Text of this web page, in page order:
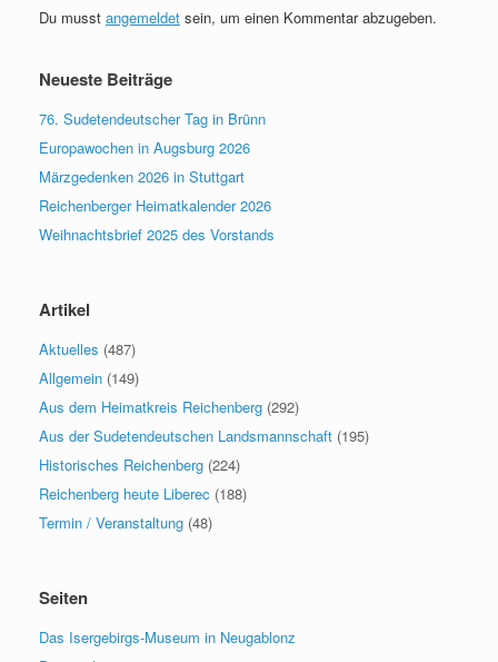
Du musst angemeldet sein, um einen Kommentar abzugeben.
Neueste Beiträge
76. Sudetendeutscher Tag in Brünn
Europawochen in Augsburg 2026
Märzgedenken 2026 in Stuttgart
Reichenberger Heimatkalender 2026
Weihnachtsbrief 2025 des Vorstands
Artikel
Aktuelles (487)
Allgemein (149)
Aus dem Heimatkreis Reichenberg (292)
Aus der Sudetendeutschen Landsmannschaft (195)
Historisches Reichenberg (224)
Reichenberg heute Liberec (188)
Termin / Veranstaltung (48)
Seiten
Das Isergebirgs-Museum in Neugablonz